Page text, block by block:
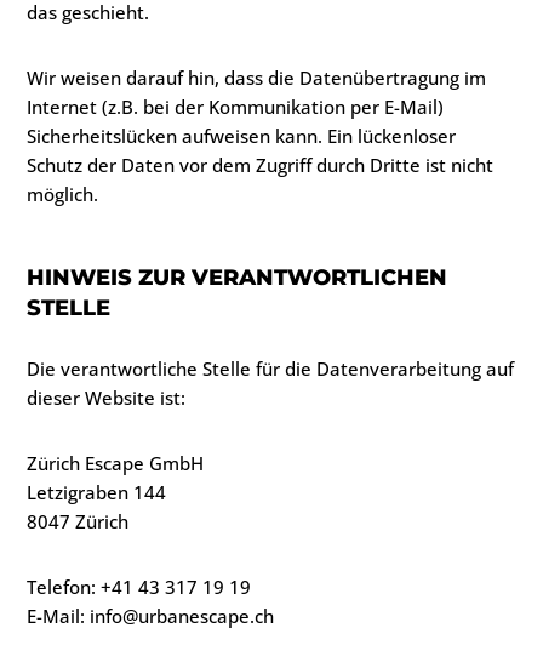
das geschieht.
Wir weisen darauf hin, dass die Datenübertragung im
Internet (z.B. bei der Kommunikation per E-Mail)
Sicherheitslücken aufweisen kann. Ein lückenloser
Schutz der Daten vor dem Zugriff durch Dritte ist nicht
möglich.
HINWEIS ZUR VERANTWORTLICHEN
STELLE
Die verantwortliche Stelle für die Datenverarbeitung auf
dieser Website ist:
Zürich Escape GmbH
Letzigraben 144
8047 Zürich
Telefon: +41 43 317 19 19
E-Mail: info@urbanescape.ch